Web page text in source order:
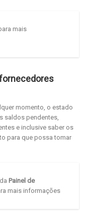
mais
momento, o estado
saldos pendentes,
e inclusive saber os
para que possa tomar
Painel de
mais informações